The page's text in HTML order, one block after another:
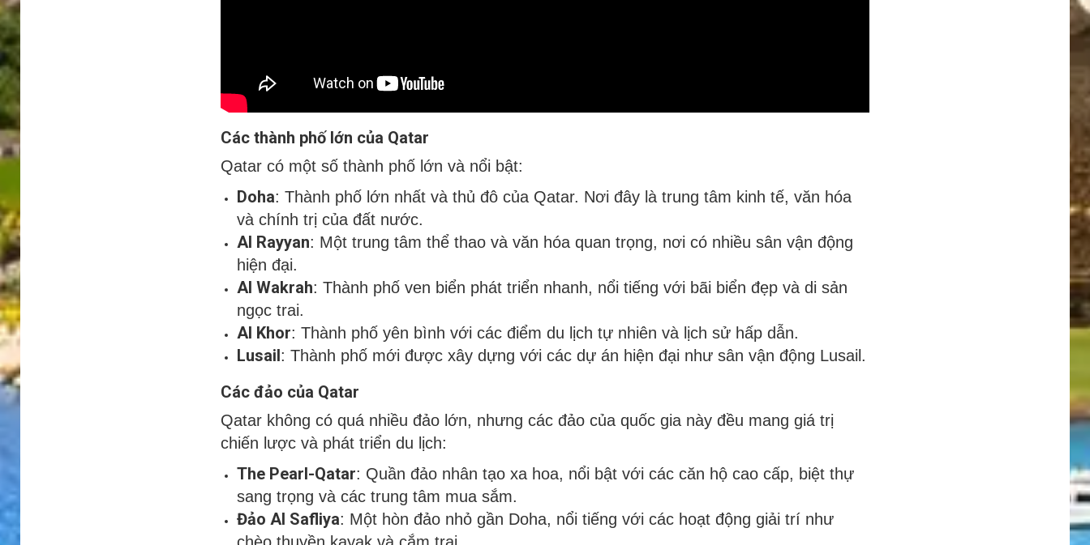
Các thành phố lớn của Qatar
Qatar có một số thành phố lớn và nổi bật:
Doha: Thành phố lớn nhất và thủ đô của Qatar. Nơi đây là trung tâm kinh tế, văn hóa
và chính trị của đất nước.
Al Rayyan: Một trung tâm thể thao và văn hóa quan trọng, nơi có nhiều sân vận động
hiện đại.
Al Wakrah: Thành phố ven biển phát triển nhanh, nổi tiếng với bãi biển đẹp và di sản
ngọc trai.
Al Khor: Thành phố yên bình với các điểm du lịch tự nhiên và lịch sử hấp dẫn.
Lusail: Thành phố mới được xây dựng với các dự án hiện đại như sân vận động Lusail.
Các đảo của Qatar
Qatar không có quá nhiều đảo lớn, nhưng các đảo của quốc gia này đều mang giá trị
chiến lược và phát triển du lịch:
The Pearl-Qatar: Quần đảo nhân tạo xa hoa, nổi bật với các căn hộ cao cấp, biệt thự
sang trọng và các trung tâm mua sắm.
Đảo Al Safliya: Một hòn đảo nhỏ gần Doha, nổi tiếng với các hoạt động giải trí như